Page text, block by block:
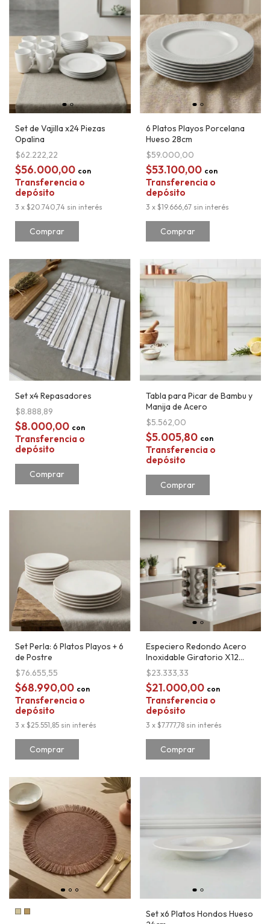
Set de Vajilla x24 Piezas
Opalina
$62.222,22
$56.000,00 con
Transferencia o
depósito
3 x $20.740,74 sin interés
6 Platos Playos Porcelana
Hueso 28cm
$59.000,00
$53.100,00 con
Transferencia o
depósito
3 x $19.666,67 sin interés
Set x4 Repasadores
$8.888,89
$8.000,00 con
Transferencia o
depósito
Tabla para Picar de Bambu y
Manija de Acero
$5.562,00
$5.005,80 con
Transferencia o
depósito
Comprar
Set Perla: 6 Platos Playos + 6
de Postre
$76.655,55
$68.990,00 con
Transferencia o
depósito
3 x $25.551,85 sin interés
Especiero Redondo Acero
Inoxidable Giratorio X12
Frascos
$23.333,33
$21.000,00 con
Transferencia o
depósito
3 x $7.777,78 sin interés
Set x6 Platos Hondos Hueso